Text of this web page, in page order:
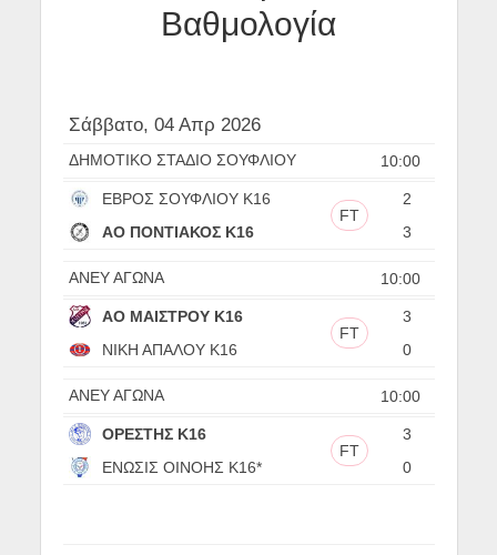
Βαθμολογία
Σάββατο, 04 Απρ 2026
10:00
ΔΗΜΟΤΙΚΟ ΣΤΑΔΙΟ ΣΟΥΦΛΙΟΥ
ΕΒΡΟΣ ΣΟΥΦΛΙΟΥ Κ16
2
FT
ΑΟ ΠΟΝΤΙΑΚΟΣ Κ16
3
10:00
ΑΝΕΥ ΑΓΩΝΑ
ΑΟ ΜΑΙΣΤΡΟΥ Κ16
3
FT
ΝΙΚΗ ΑΠΑΛΟΥ Κ16
0
10:00
ΑΝΕΥ ΑΓΩΝΑ
ΟΡΕΣΤΗΣ Κ16
3
FT
ΕΝΩΣΙΣ ΟΙΝΟΗΣ Κ16*
0